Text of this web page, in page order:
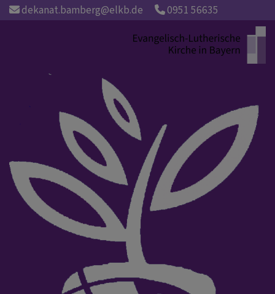
Direktdekanat.bamberg@elkb.de 0951 56635